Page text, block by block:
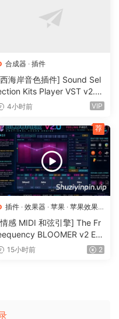
and advanced
ARM
合成器 · 插件
海岸音色插件] Sound Sel
Kits Player VST v2.0.
bundle-V.R [WiN]（3.26G
4小时前 VIP
插件 · 效果器 · 苹果 · 苹果效果
器
感 MIDI 和弦引擎] The Fr
BLOOMER v2 Em
Chord Engine [WiN,
15小时前 2
荐